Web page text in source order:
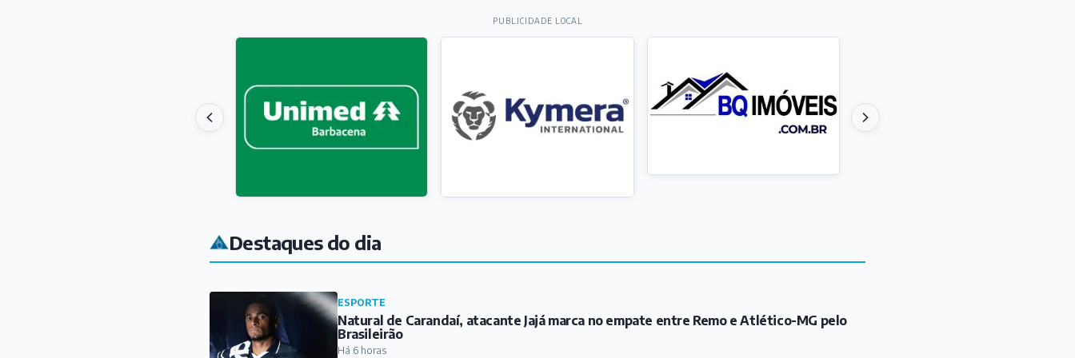
PUBLICIDADE LOCAL
Destaques do dia
ESPORTE
Natural de Carandaí, atacante Jajá marca no empate entre Remo e Atlético-MG pelo
Brasileirão
Há 6 horas